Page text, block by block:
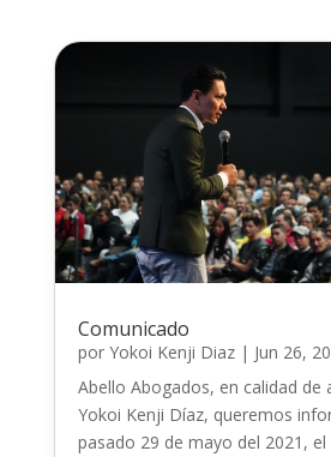
Comunicado
por Yokoi Kenji Diaz| Jun 26,
Abello Abogados, en calidad de
Yokoi Kenji Díaz, queremos
pasado 29 de mayo del 2021, el